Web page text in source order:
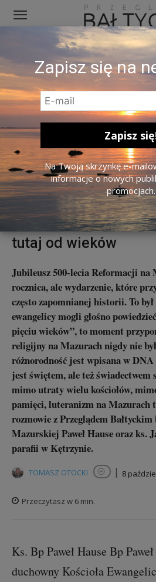
Zjazd Chórów Diecezji Mazurskiej z okazji 500-lecia
Diecezja Mazurska
Duchowni
reformacji na
przypomniała, że
tutaj od wieków
Jubileusz 500-lecia Reformacji na
rocznica, ale wydarzenie, które
często zapomnianej historii. To
ewangelicy mogli głośno
pięciu wieków”, to moment
religijny na Mazurach nigdy nie
różnorodność jest wpisana w
jest świętem, ale też świadectwem
mimo utraty wielu kościołów,
pamięci, luteranizm na Mazurach
rozmowie z Przeglądem
Mazurskiej Paweł Hause oraz ks.
parafii w Kętrzynie.
TOMASZ OTOCKI Obserwuj autora
| 8
Przeczytasz w 6 min.
Ks. Bp Paweł Hause Bp
duchowny Kościoła
Zapisz się na
Na Twoją skrzynkę e-
informacje o nowych
promocjach.